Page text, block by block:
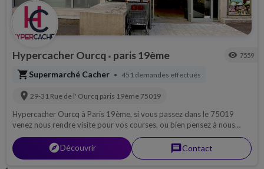
Hypercacher Ourcq • paris 19ème visibility 7559
shopping_cartSupermarché Cacher • 451 demandes effectués
location_on 29-31 Rue de l' Ourcq paris 19ème 75019
Hypercacher Ourcq à Paris 19ème, si vous passez dans le 75019
venez nous rendre visite pour vos courses, ou bien pensez à nous
contacter par téléphone pour découvrir notre magasin, ou pour une
livraison si possible sur 75...
explorerDécouvrir messageContact